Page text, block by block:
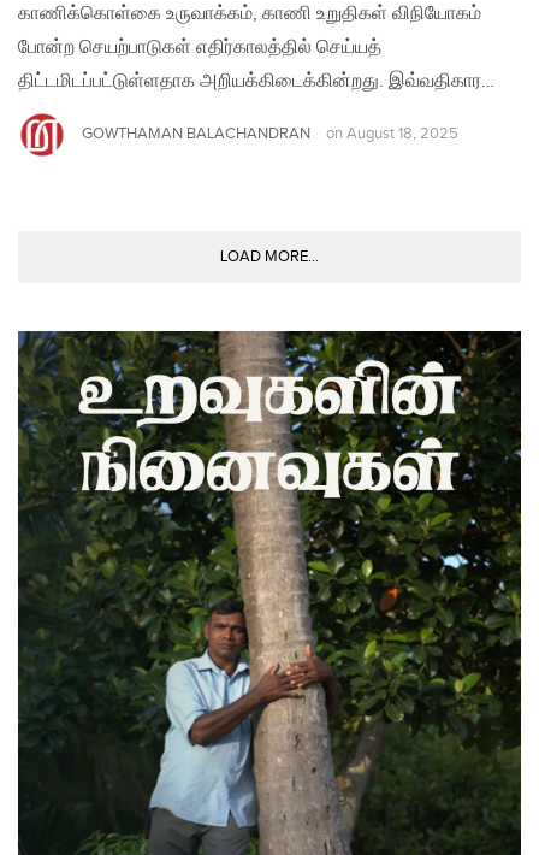
காணிக்கொள்கை உருவாக்கம், காணி உறுதிகள் விநியோகம்
போன்ற செயற்பாடுகள் எதிர்காலத்தில் செய்யத்
திட்டமிடப்பட்டுள்ளதாக அறியக்கிடைக்கின்றது. இவ்வதிகார…
GOWTHAMAN BALACHANDRAN on August 18, 2025
LOAD MORE...